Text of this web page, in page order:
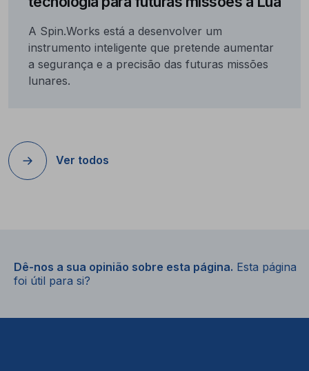
A Spin.Works está a desenvolver um
instrumento inteligente que pretende aumentar
a segurança e a precisão das futuras missões
lunares.
Ver todos
Dê-nos a sua opinião sobre esta página. Esta página
foi útil para si?